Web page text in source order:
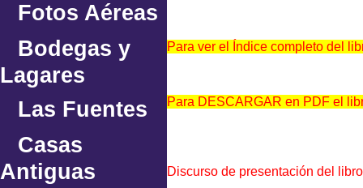
Fotos Aéreas
Bodegas y
Lagares
Las Fuentes
Casas
Antiguas
Para ver el Índice completo del
Para DESCARGAR en PDF el
Discurso de presentación del